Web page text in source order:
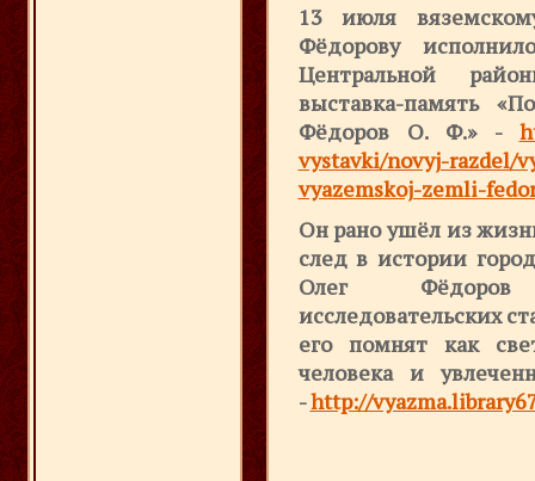
13 июля
Фёдорову
Центральной
выставка-память
Фёдоров О. Ф.» -
vystavki/novyj-razdel/
vyazemskoj-zemli-
Он рано ушёл из
след в истории
Олег Фёдоров
исследовательских
его помнят как
человека и
-http://